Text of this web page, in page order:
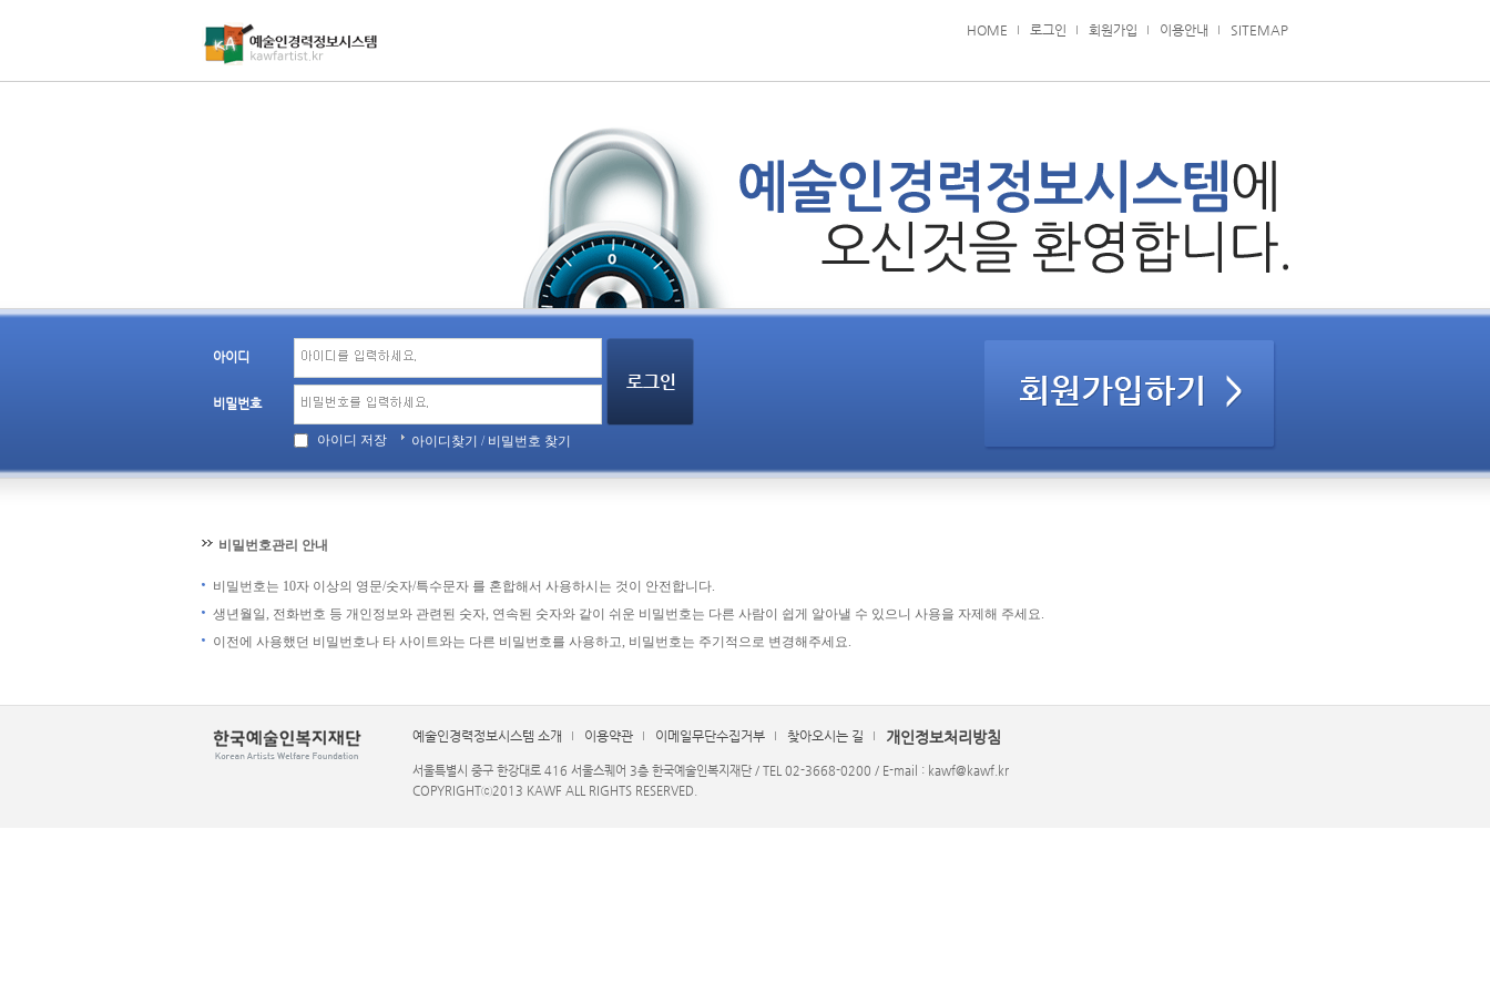
HOME 로그인 회원가입 이용안내 SITEMAP
아이디
비밀번호
아이디 저장 아이디찾기 / 비밀번호 찾기
비밀번호관리 안내
비밀번호는 10자 이상의 영문/숫자/특수문자 를 혼합해서 사용하시는 것이 안전합니다.
생년월일, 전화번호 등 개인정보와 관련된 숫자, 연속된 숫자와 같이 쉬운 비밀번호는 다른 사람이 쉽게 알아낼 수 있으니 사용을 자제해 주세요.
이전에 사용했던 비밀번호나 타 사이트와는 다른 비밀번호를 사용하고, 비밀번호는 주기적으로 변경해주세요.
예술인경력정보시스템 소개 이용약관 이메일무단수집거부 찾아오시는 길 개인정보처리방침
서울특별시 중구 한강대로 416 서울스퀘어 3층 한국예술인복지재단 / TEL 02-3668-0200 / E-mail : kawf@kawf.kr
COPYRIGHTⓒ2013 KAWF ALL RIGHTS RESERVED.